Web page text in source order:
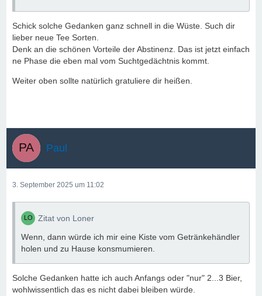
Schick solche Gedanken ganz schnell in die Wüste. Such dir
lieber neue Tee Sorten.
Denk an die schönen Vorteile der Abstinenz. Das ist jetzt einfach
ne Phase die eben mal vom Suchtgedächtnis kommt.
Weiter oben sollte natürlich gratuliere dir heißen.
Paul
3. September 2025 um 11:02
Zitat von Loner
Wenn, dann würde ich mir eine Kiste vom Getränkehändler
holen und zu Hause konsmumieren.
Solche Gedanken hatte ich auch Anfangs oder "nur" 2...3 Bier,
wohlwissentlich das es nicht dabei bleiben würde.